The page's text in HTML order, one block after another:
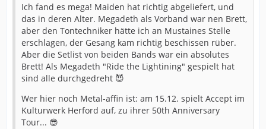
Ich fand es mega! Maiden hat richtig abgeliefert, und
das in deren Alter. Megadeth als Vorband war nen Brett,
aber den Tontechniker hätte ich an Mustaines Stelle
erschlagen, der Gesang kam richtig beschissen rüber.
Aber die Setlist von beiden Bands war ein absolutes
Brett! Als Megadeth "Ride the Lightining" gespielt hat
sind alle durchgedreht 😈
Wer hier noch Metal-affin ist: am 15.12. spielt Accept im
Kulturwerk Herford auf, zu ihrer 50th Anniversary
Tour... 😎